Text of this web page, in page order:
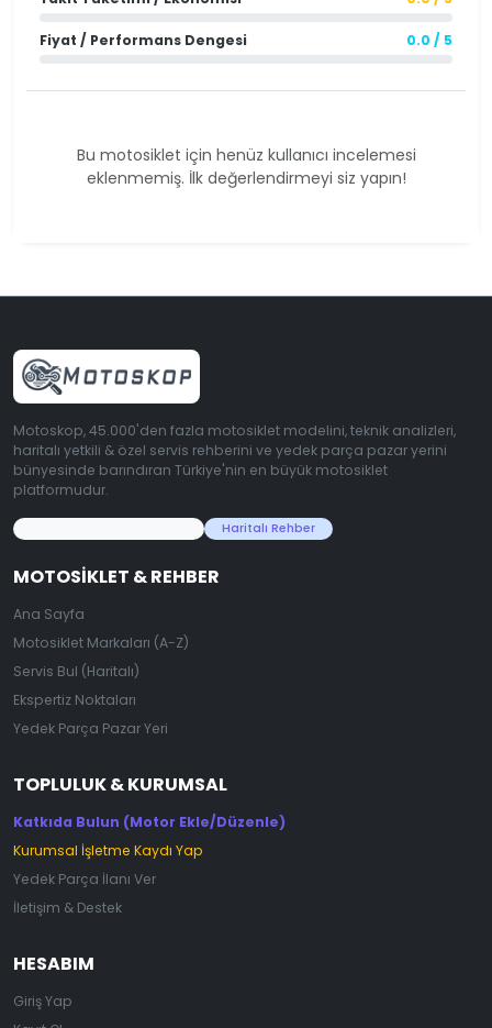
Fiyat / Performans Dengesi 0.0 / 5
Bu motosiklet için henüz kullanıcı incelemesi
eklenmemiş. İlk değerlendirmeyi siz yapın!
Motoskop, 45.000'den fazla motosiklet modelini, teknik analizleri,
haritalı yetkili & özel servis rehberini ve yedek parça pazar yerini
bünyesinde barındıran Türkiye'nin en büyük motosiklet
platformudur.
Haritalı Rehber
MOTOSIKLET & REHBER
Ana Sayfa
Motosiklet Markaları (A-Z)
Servis Bul (Haritalı)
Ekspertiz Noktaları
Yedek Parça Pazar Yeri
TOPLULUK & KURUMSAL
Katkıda Bulun (Motor Ekle/Düzenle)
Kurumsal İşletme Kaydı Yap
Yedek Parça İlanı Ver
İletişim & Destek
HESABIM
Giriş Yap